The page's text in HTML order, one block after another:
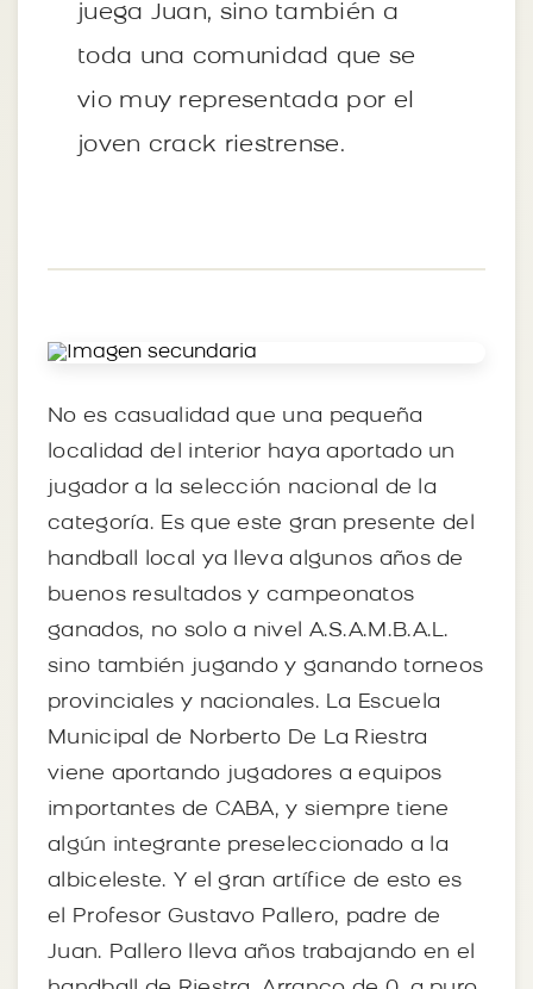
juega Juan, sino también a
toda una comunidad que se
vio muy representada por el
joven crack riestrense.
No es casualidad que una pequeña
localidad del interior haya aportado un
jugador a la selección nacional de la
categoría. Es que este gran presente del
handball local ya lleva algunos años de
buenos resultados y campeonatos
ganados, no solo a nivel A.S.A.M.B.A.L.
sino también jugando y ganando torneos
provinciales y nacionales. La Escuela
Municipal de Norberto De La Riestra
viene aportando jugadores a equipos
importantes de CABA, y siempre tiene
algún integrante preseleccionado a la
albiceleste. Y el gran artífice de esto es
el Profesor Gustavo Pallero, padre de
Juan. Pallero lleva años trabajando en el